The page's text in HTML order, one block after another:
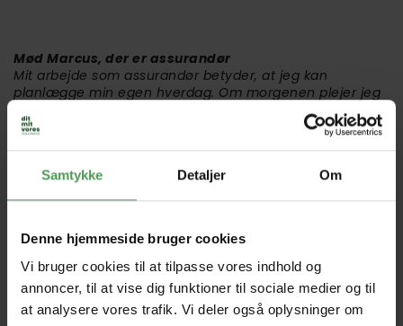
Samtykke Detaljer Om
Denne hjemmeside bruger cookies
Vi bruger cookies til at tilpasse vores indhold og
annoncer, til at vise dig funktioner til sociale medier og til
at analysere vores trafik. Vi deler også oplysninger om
Mød Marcus, der er assurandør
Mit arbejde som assurandør betyder, at jeg kan
planlægge min egen hverdag. Om morgenen plejer jeg
at have mine administrative opgaver, og om
eftermiddagen tager jeg ud på kundebesøg. Det bliver